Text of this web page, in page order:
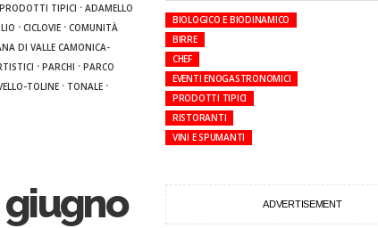
PRODOTTI TIPICI · ADAMELLO
· CICLOVIE · COMUNITÀ
DI VALLE CAMONICA-
· PARCHI · PARCO
TOLINE · TONALE ·
giugno
BIOLOGICO E BIODINAMICO
BIRRE
CHEF
EVENTI ENOGASTRONOMICI
PRODOTTI TIPICI
RISTORANTI
VINI E SPUMANTI
ADVERTISEMENT